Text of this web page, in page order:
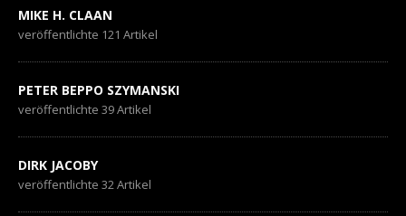
MIKE H. CLAAN
veröffentlichte 121 Artikel
PETER BEPPO SZYMANSKI
veröffentlichte 39 Artikel
DIRK JACOBY
veröffentlichte 32 Artikel